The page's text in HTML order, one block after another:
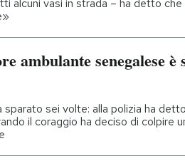
calcio 2026
alcuni vasi in strada – ha detto
ambulante senegalese è
sparato sei volte: alla polizia ha
il coraggio ha deciso di colpire